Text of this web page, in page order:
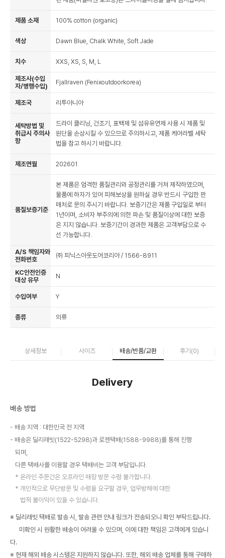
제품 소재 100% cotton (organic)
색상 Dawn Blue, Chalk White, Soft Jade
치수 XXS, XS, S, M, L
제조사(수입
자/병행수입)
Fjallraven (Fenixoutdoorkorea)
제조국 리투아니아
세탁방법 및
취급시 주의사
항
드라이 클리닝, 건조기, 표백제 및 섬유유연제 사용 시 제품 및
원단을 손상시킬 수 있으므로 주의하시고, 제품 케어라벨 세탁
법을 참고 하시기 바랍니다.
제조연월 202601
품질보증기준
본 제품은 엄격한 품질관리와 공정관리를 거쳐 제작하였으며,
물품에 하자가 있어 피해보상을 원하실 경우 반드시 구입한 판
매처로 문의 주시기 바랍니다. 보증기간은 제품 구입일로 부터
1년이며, 소비자 부주의에 의한 파손 및 품질이상에 대한 보증
은 지지 않습니다. 보증기간이 경과한 제품은 고객부담으로 수
선 가능합니다.
A/S 책임자와
전화번호
㈜ 피닉스아웃도어코리아 / 1566-8911
KC안전인증
대상 유무
N
수입여부 Y
종류 의류
상세정보 사이즈 배송/반품/교환 후기(0)
Delivery
배송 방법
배송 지역 : 대한민국 전 지역
배송은 딜리래빗(1522-5298)과 로젠택배(1588-9988)를 통해 진행
되며,
다른 택배사를 이용할 경우 택배비는 고객 부담입니다.
온라인 주문건은 오프라인 매장 방문 수령 불가합니다.
개인적으로 무단방문 및 수령을 요구할 경우, 업무방해에 대한
법적 불이익이 있을 수 있습니다.
※ 딜리래빗 택배로 발송 시, 발송 관련 안내 링크가 전송되오니 확인 부탁드립니다.
미확인 시 원활한 배송이 어려울 수 있으며, 이에 대한 책임은 고객에게 있습니
다.
※ 현재 해외 배송 시스템은 지원하지 않습니다. 또한, 해외 배송 업체를 통해 구매하